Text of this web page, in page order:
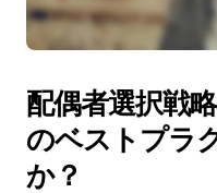
配偶者選択戦
のベストプラ
か？